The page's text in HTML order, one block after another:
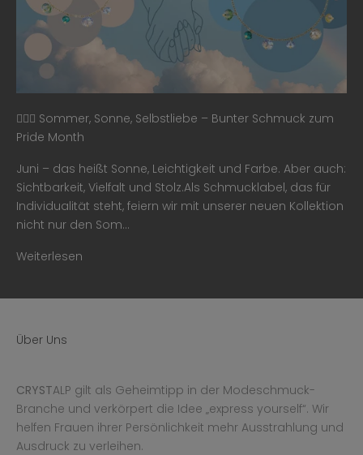
🏳️‍🌈✨ Sommer, Sonne, Selbstliebe – Bunter Schmuck zum
Pride Month
Juni – das heißt Sonne, Leichtigkeit und Farbe. Aber auch:
Sichtbarkeit, Vielfalt und Stolz.Als Schmucklabel, das für
Individualität steht, feiern wir mit unserer neuen Kollektion
nicht nur den Som...
Weiterlesen
Über Uns
CRYSTALP gilt als Geheimtipp in der Modeschmuck-
Branche und verkörpert die Idee „express yourself“. Wir
helfen Frauen ihrer Persönlichkeit mehr Ausstrahlung und
Ausdruck zu verleihen.